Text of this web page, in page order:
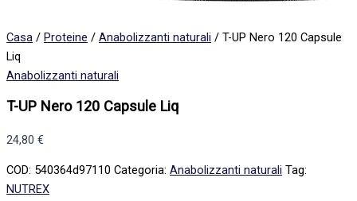
Casa / Proteine / Anabolizzanti naturali / T-UP Nero 120 Capsule
Liq
Anabolizzanti naturali
T-UP Nero 120 Capsule Liq
24,80 €
COD: 540364d97110 Categoria: Anabolizzanti naturali Tag:
NUTREX